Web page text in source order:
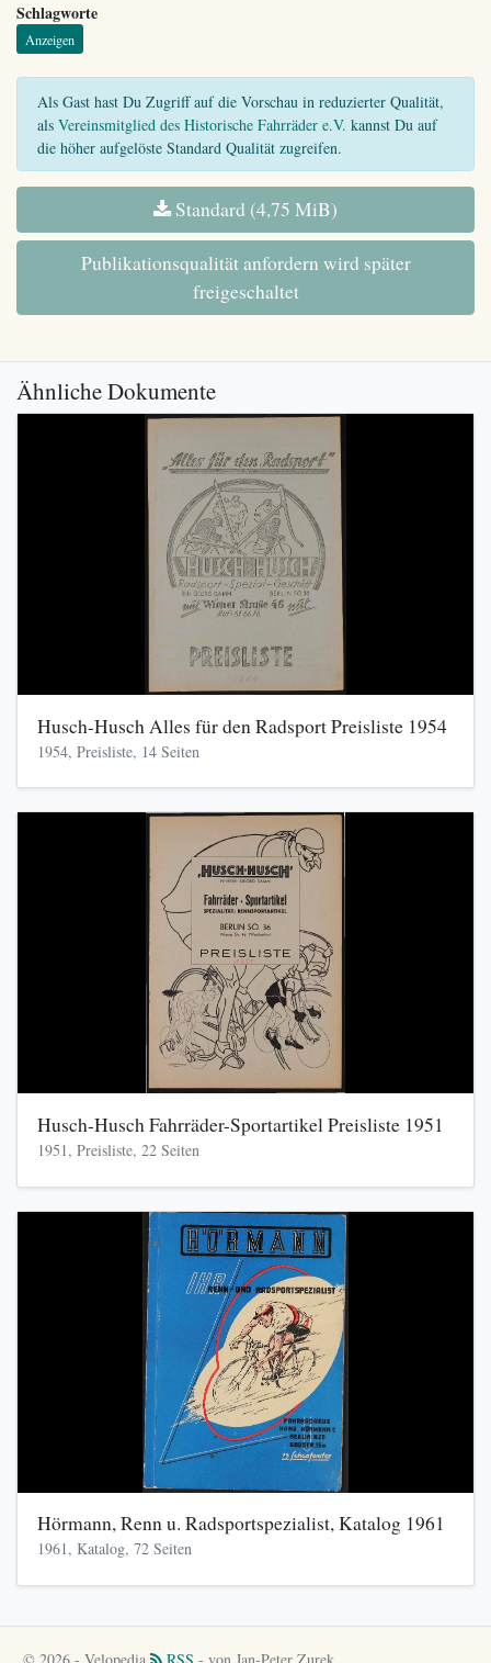
Schlagworte
Anzeigen
Als Gast hast Du Zugriff auf die Vorschau in reduzierter Qualität,
als Vereinsmitglied des Historische Fahrräder e.V. kannst Du auf
die höher aufgelöste Standard Qualität zugreifen.
Standard (4,75 MiB)
Publikationsqualität anfordern wird später
freigeschaltet
Ähnliche Dokumente
Husch-Husch Alles für den Radsport Preisliste 1954
1954, Preisliste, 14 Seiten
Husch-Husch Fahrräder-Sportartikel Preisliste 1951
1951, Preisliste, 22 Seiten
Hörmann, Renn u. Radsportspezialist, Katalog 1961
1961, Katalog, 72 Seiten